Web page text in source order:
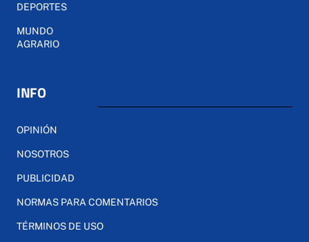
DEPORTES
MUNDO
AGRARIO
INFO
OPINIÓN
NOSOTROS
PUBLICIDAD
NORMAS PARA COMENTARIOS
TÉRMINOS DE USO